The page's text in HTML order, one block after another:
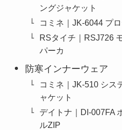
ングジャケット
コミネ｜JK-6044 プ
RSタイチ｜RSJ726
パーカ
防寒インナーウェア
コミネ｜JK-510 シス
ャケット
デイトナ｜DI-007FA
ルZIP